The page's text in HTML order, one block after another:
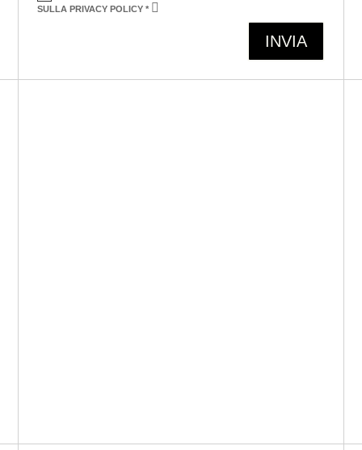
SULLA PRIVACY POLICY *
INVIA